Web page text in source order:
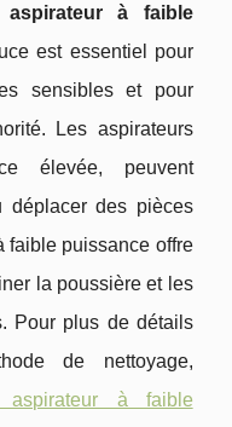
à faible
est essentiel pour
sensibles et pour
Les aspirateurs
élevée, peuvent
déplacer des pièces
faible puissance offre
la poussière et les
Pour plus de détails
de nettoyage,
à faible